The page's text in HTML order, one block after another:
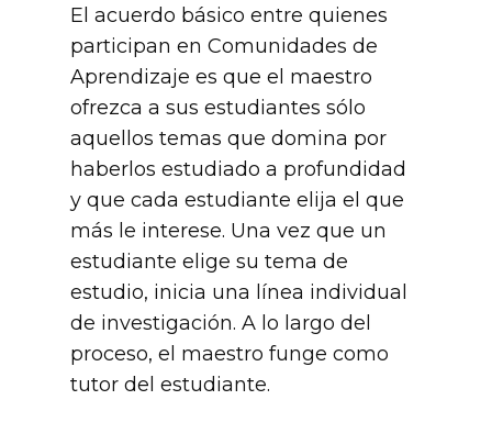
El acuerdo básico entre quienes
participan en Comunidades de
Aprendizaje es que el maestro
ofrezca a sus estudiantes sólo
aquellos temas que domina por
haberlos estudiado a profundidad
y que cada estudiante elija el que
más le interese. Una vez que un
estudiante elige su tema de
estudio, inicia una línea individual
de investigación. A lo largo del
proceso, el maestro funge como
tutor del estudiante.